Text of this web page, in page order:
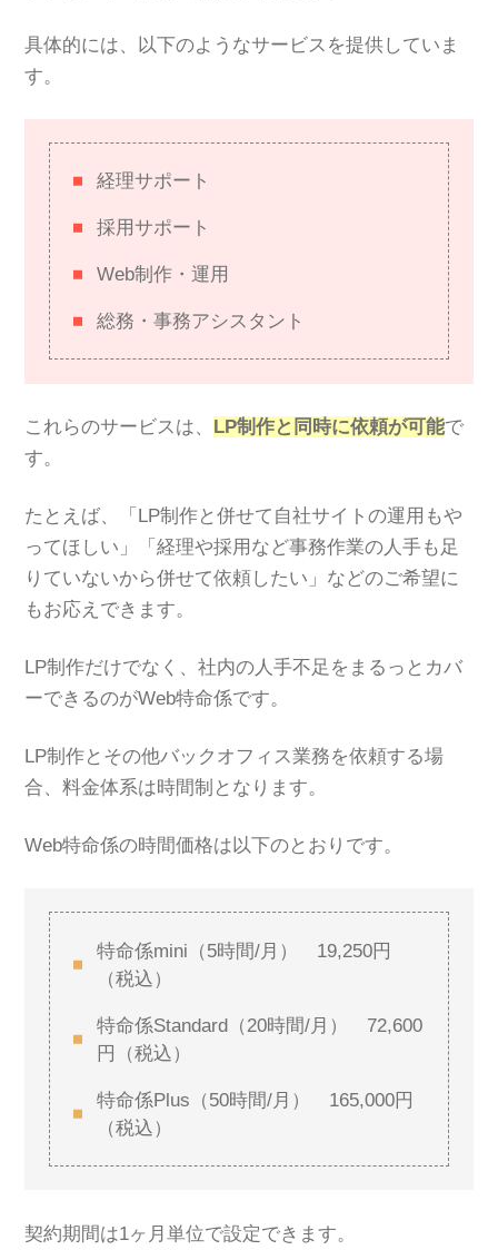
具体的には、以下のようなサービスを提供していま
す。
経理サポート
採用サポート
Web制作・運用
総務・事務アシスタント
これらのサービスは、 LP制作と同時に依頼が可能で
す。
たとえば、「LP制作と併せて自社サイトの運用もや
ってほしい」「経理や採用など事務作業の人手も足
りていないから併せて依頼したい」などのご希望に
もお応えできます。
LP制作だけでなく、社内の人手不足をまるっとカバ
ーできるのがWeb特命係です。
LP制作とその他バックオフィス業務を依頼する場
合、料金体系は時間制となります。
Web特命係の時間価格は以下のとおりです。
特命係mini（5時間/月） 19,250円
（税込）
特命係Standard（20時間/月） 72,600
円（税込）
特命係Plus（50時間/月） 165,000円
（税込）
契約期間は1ヶ月単位で設定できます。